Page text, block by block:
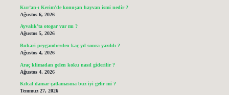
Kur’an-ı Kerim’de konuşan hayvan ismi nedir ?
Ağustos 6, 2026
Ayvalık’ta otogar var mı ?
Ağustos 5, 2026
Buhari peygamberden kaç yıl sonra yazıldı ?
Ağustos 4, 2026
Araç klimadan gelen koku nasıl giderilir ?
Ağustos 4, 2026
Kılcal damar çatlamasına buz iyi gelir mi ?
Temmuz 27, 2026